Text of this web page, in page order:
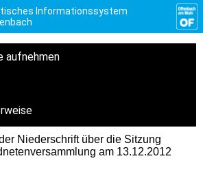
Informationssystem
aufnehmen
Niederschrift über die Sitzung
am 13.12.2012